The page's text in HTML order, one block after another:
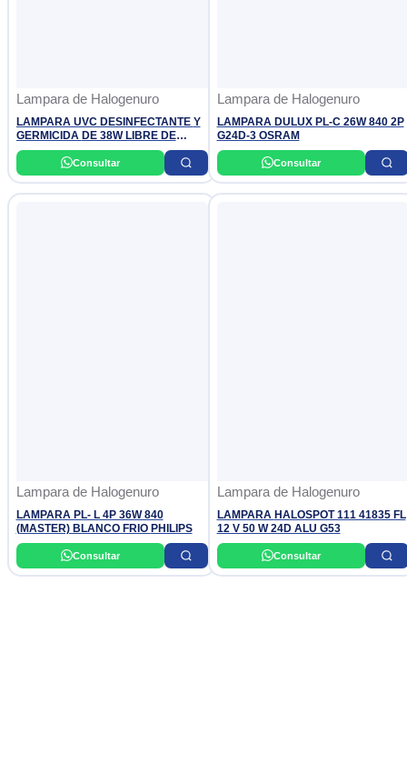
Lampara de Halogenuro
LAMPARA UVC DESINFECTANTE Y
GERMICIDA DE 38W LIBRE DE
OZONO C/CONTROL REMOTO Y
BOMBILLA PLL AC110V-220V
OSLER
Consultar
Lampara de Halogenuro
LAMPARA DULUX PL-C 26W 840 2P
G24D-3 OSRAM
Consultar
Lampara de Halogenuro
LAMPARA PL- L 4P 36W 840
(MASTER) BLANCO FRIO PHILIPS
Consultar
Lampara de Halogenuro
LAMPARA HALOSPOT 111 41835 FL
12 V 50 W 24D ALU G53
Consultar